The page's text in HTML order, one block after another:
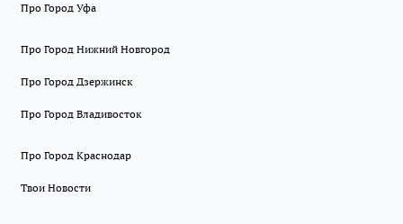
Про Город Уфа
Про Город Нижний Новгород
Про Город Дзержинск
Про Город Владивосток
Про Город Краснодар
Твои Новости